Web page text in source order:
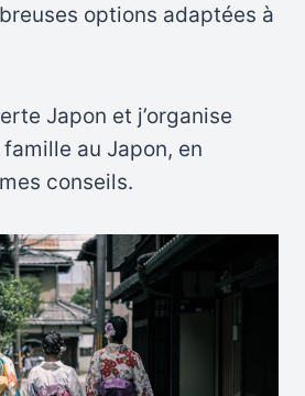
options adaptées à
Japon et j’organise
au Japon, en
conseils.